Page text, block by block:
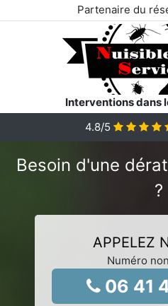
Partenaire du
Interventions dans
4.8/5
Besoin d'une
?
APPELEZ
Numéro
06 41